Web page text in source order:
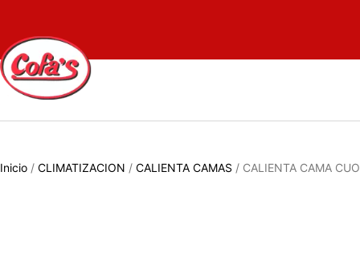
Inicio / CLIMATIZACION / CALIENTA CAMAS / CALIENTA CAMA